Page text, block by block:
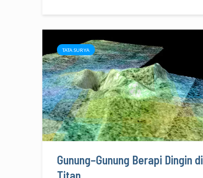
TATA SURYA
Gunung–Gunung Berapi Dingin di
Titan